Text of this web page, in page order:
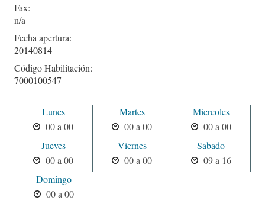
Fax:
Fecha apertura:
20140814
Código Habilitación:
7000100547
Lunes
00 a 00
Martes
00 a 00
Miercoles
00 a 00
Jueves
00 a 00
Viernes
00 a 00
Sabado
09 a 16
Domingo
00 a 00